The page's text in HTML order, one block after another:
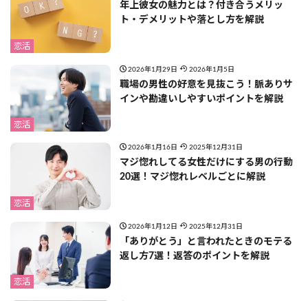
恋活
年上彼女の魅力とは？付き合うメリッ
ト・デメリットや落とし方を解説
恋活
2026年1月29日 2026年1月5日
職場の男性の好意を見抜こう！脈ありサ
インや勘違いしやすいポイントを解説
恋活
2026年1月16日 2025年12月31日
マジ惚れしてる女性だけにする男の行動
20選！マジ惚れレベルごとに解説
恋活
2026年1月12日 2025年12月31日
「ありがとう」と言われたときのモテる
返し方7選！返答のポイントを解説